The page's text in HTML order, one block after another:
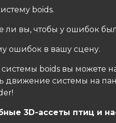
boids.
ли вы, чтобы у ошибок
ошибок в вашу сцену.
boids вы можете
движение системы на
3D-ассеты птиц и